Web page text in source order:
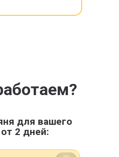
для вашего
2 дней: